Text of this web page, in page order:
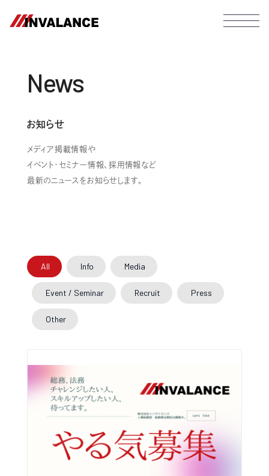
News
お知らせ
メディア掲載情報や
イベント・セミナー情報、採用情報など
最新のニュースをお知らせします。
All Info Media
Event / Seminar Recruit Press
Other